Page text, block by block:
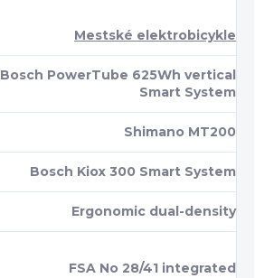
Mestské elektrobicykle
Bosch PowerTube 625Wh vertical
Smart System
Shimano MT200
Bosch Kiox 300 Smart System
Ergonomic dual-density
FSA No 28/41 integrated